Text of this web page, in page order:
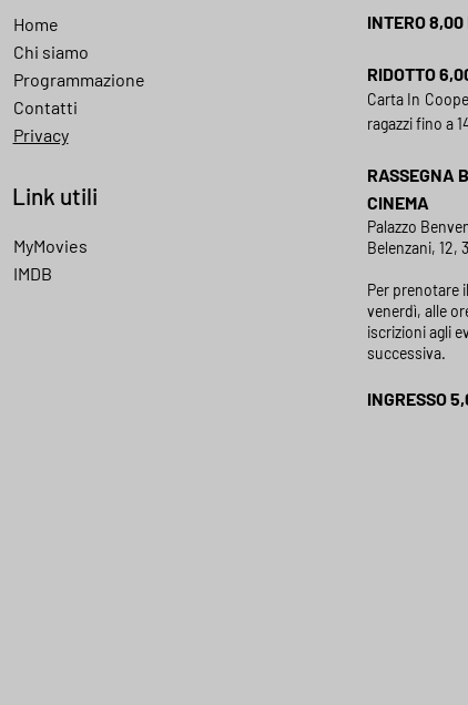
Home
Chi siamo
Programmazione
Contatti
Privacy
Link utili
MyMovies
IMDB
INTERO
RIDOTTO
Carta In
ragazzi fino a
RASSEGNA
CINEMA
Palazzo
Belenzani, 12,
Per prenotare
venerdì, alle
iscrizioni agli
successiva.
INGRESSO